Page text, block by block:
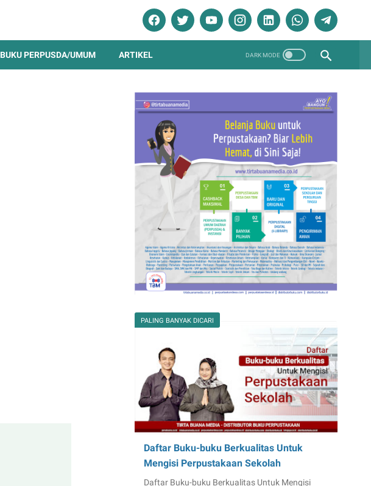
BUKU PERPUSDA/UMUM ARTIKEL
PALING BANYAK DICARI
Daftar Buku-buku Berkualitas Untuk
Mengisi Perpustakaan Sekolah
Daftar Buku-buku Berkualitas Untuk Mengisi